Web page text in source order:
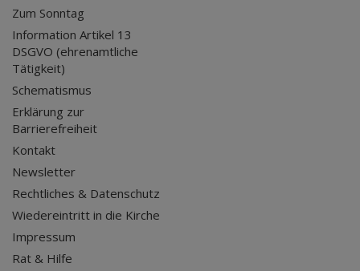
Zum Sonntag
Information Artikel 13
DSGVO (ehrenamtliche
Tätigkeit)
Schematismus
Erklärung zur
Barrierefreiheit
Kontakt
Newsletter
Rechtliches & Datenschutz
Wiedereintritt in die Kirche
Impressum
Rat & Hilfe